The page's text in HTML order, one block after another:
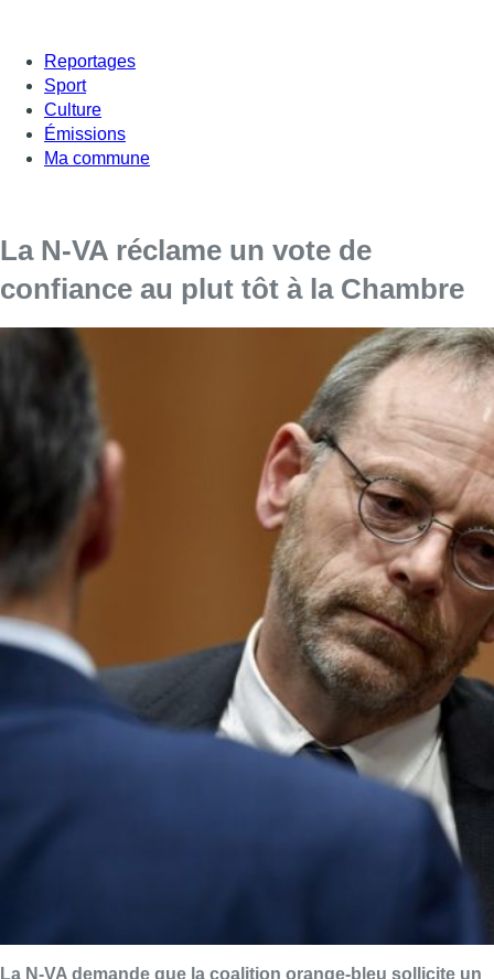
Reportages
Sport
Culture
Émissions
Ma commune
La N-VA réclame un vote de
confiance au plut tôt à la Chambre
La N-VA demande que la coalition orange-bleu sollicite un